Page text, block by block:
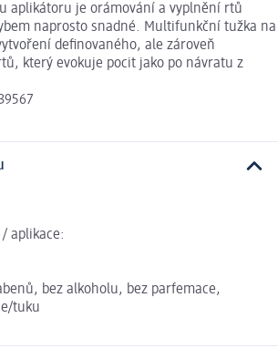
aplikátoru je orámování a vyplnění rtů
naprosto snadné. Multifunkční tužka na
definovaného, ale zároveň
který evokuje pocit jako po návratu z
aplikace:
bez alkoholu, bez parfemace,
tuku